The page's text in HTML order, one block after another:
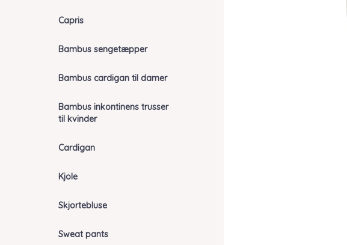
Capris
Bambus sengetæpper
Bambus cardigan til damer
Bambus inkontinens trusser
til kvinder
Cardigan
Kjole
Skjortebluse
Sweat pants